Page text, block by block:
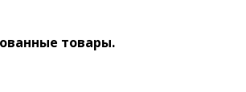
товары.